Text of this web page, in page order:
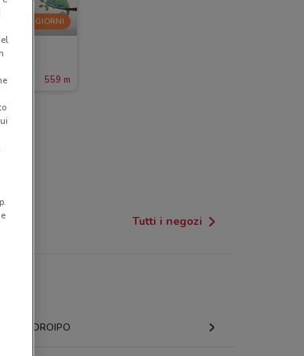
-5 GIORNI
559 m
Tutti i negozi
CODROIPO